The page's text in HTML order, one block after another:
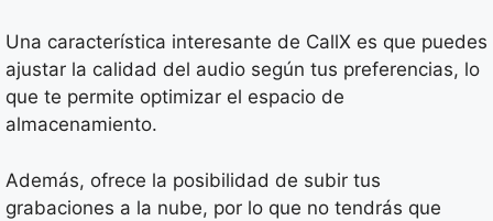
Una característica interesante de CallX es que puedes
ajustar la calidad del audio según tus preferencias, lo
que te permite optimizar el espacio de
almacenamiento.
Además, ofrece la posibilidad de subir tus
grabaciones a la nube, por lo que no tendrás que